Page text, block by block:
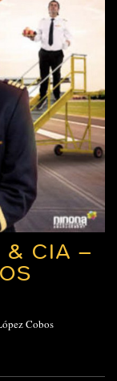
& CIA –
Cobos